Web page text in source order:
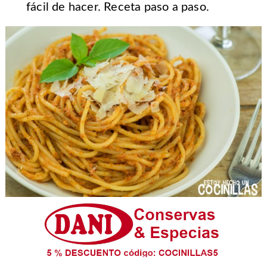
fácil de hacer. Receta paso a paso.